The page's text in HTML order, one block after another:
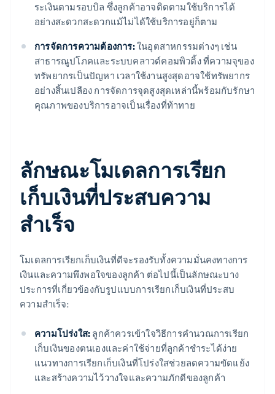
ระเงินตามรอบบิล ซึ่งลูกค้าอาจติดตามใช้บริการได้
อย่างสะดวกสะดวกแม้ไม่ได้ใช้บริการอยู่ก็ตาม
การจัดการความต้องการ:ในอุตสาหกรรมต่างๆ เช่น
สาธารณูปโภคและระบบคลาวด์คอมพิวติ้ง ที่ความจุของ
ทรัพยากรเป็นปัญหา เวลาใช้งานสูงสุดอาจใช้ทรัพยากร
อย่างสิ้นเปลือง การจัดการจุดสูงสุดเหล่านี้พร้อมกับรักษา
คุณภาพของบริการอาจเป็นเรื่องที่ท้าทาย
ลักษณะโมเดลการเรียก
เก็บเงินที่ประสบความ
สําเร็จ
โมเดลการเรียกเก็บเงินที่ดีจะรองรับทั้งความมั่นคงทางการ
เงินและความพึงพอใจของลูกค้า ต่อไปนี้เป็นลักษณะบาง
ประการที่เกี่ยวข้องกับรูปแบบการเรียกเก็บเงินที่ประสบ
ความสำเร็จ:
ความโปร่งใส: ลูกค้าควรเข้าใจวิธีการคํานวณการเรียก
เก็บเงินของตนเองและค่าใช้จ่ายที่ลูกค้าชําระได้ง่าย
แนวทางการเรียกเก็บเงินที่โปร่งใสช่วยลดความขัดแย้ง
และสร้างความไว้วางใจและความภักดีของลูกค้า